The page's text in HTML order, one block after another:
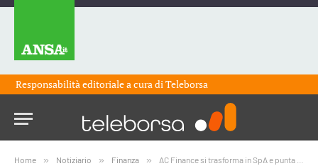
Responsabilità editoriale a cura diTeleborsa
Home » Notiziario » Finanza » AC Finance si trasforma in SpA e punta a quotarsi a Parigi